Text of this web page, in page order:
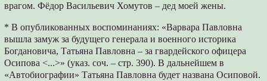
врагом. Фёдор Васильевич Хомутов – дед моей жены.
* В опубликованных воспоминаниях: «Варвара Павловна
вышла замуж за будущего генерала и военного историка
Богдановича, Татьяна Павловна – за гвардейского офицера
Осипова <...>» (указ. соч. – стр. 390). В дальнейшем в
«Автобиографии» Татьяна Павловна будет названа Осиповой.